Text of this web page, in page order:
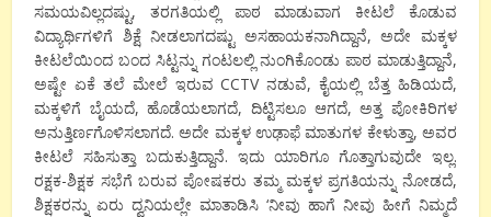
ಸಮಯವಿಲ್ಲದಷ್ಟು, ತರಗತಿಯಲ್ಲಿ ಪಾಠ ಮಾಡುವಾಗ ಕೀಟಲೆ ಕೊಡುವ
ವಿದ್ಯಾರ್ಥಿಗಳಿಗೆ ಶಿಕ್ಷೆ ನೀಡಲಾಗದಷ್ಟು ಅಸಹಾಯಕನಾಗಿದ್ದಾನೆ, ಅದೇ ಮಕ್ಕಳ
ಕೀಟಲೆಯಿಂದ ಬಂದ ಸಿಟ್ಟನ್ನು ಗಂಟಲಲ್ಲಿ ನುಂಗಿಕೊಂಡು ಪಾಠ ಮಾಡುತ್ತಿದ್ದಾನೆ,
ಅಷ್ಟೇ ಏಕೆ ತಲೆ ಮೇಲೆ ಇರುವ CCTV ನಡುವೆ, ಕೈಯಲ್ಲಿ ಬೆತ್ತ ಹಿಡಿಯದೆ,
ಮಕ್ಕಳಿಗೆ ಬೈಯದೆ, ಹೊಡೆಯಲಾಗದೆ, ದಿಟ್ಟಿಸಲೂ ಆಗದೆ, ಅತ್ತ ಪೋಕಿರಿಗಳ
ಅನುತ್ತಿರ್ಣಗೊಳಿಸಲಾಗದೆ. ಅದೇ ಮಕ್ಕಳ ಉಢಾಫೆ ಮಾತುಗಳ ಕೇಳುತ್ತಾ, ಅವರ
ಕೀಟಲೆ ಸಹಿಸುತ್ತಾ ಬದುಕುತ್ತಿದ್ದಾನೆ. ಇದು ಯಾರಿಗೂ ಗೊತ್ತಾಗುವುದೇ ಇಲ್ಲ.
ರಕ್ಷಕ-ಶಿಕ್ಷಕ ಸಭೆಗೆ ಬರುವ ಪೋಷಕರು ತಮ್ಮ ಮಕ್ಕಳ ಪ್ರಗತಿಯನ್ನು ನೋಡದೆ,
ಶಿಕ್ಷಕರನ್ನು ಏರು ದ್ವನಿಯಲ್ಲೇ ಮಾತಾಡಿಸಿ ‘ನೀವು ಹಾಗೆ ನೀವು ಹೀಗೆ ನಿಮ್ಮದೆ